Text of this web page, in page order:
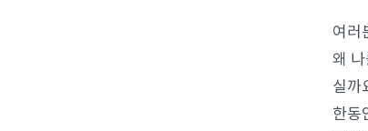
여러
왜
실까
한동